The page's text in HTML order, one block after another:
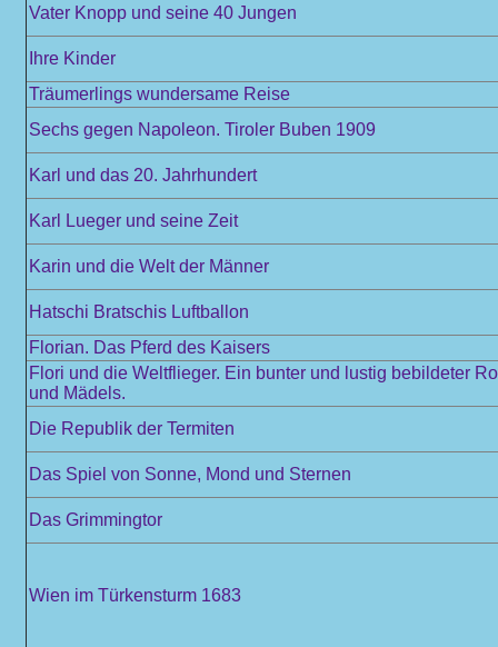
Vater Knopp und seine 40 Jungen
Ihre Kinder
Träumerlings wundersame Reise
Sechs gegen Napoleon. Tiroler Buben 1909
Karl und das 20. Jahrhundert
Karl Lueger und seine Zeit
Karin und die Welt der Männer
Hatschi Bratschis Luftballon
Florian. Das Pferd des Kaisers
Flori und die Weltflieger. Ein bunter und lustig bebildeter
und Mädels.
Die Republik der Termiten
Das Spiel von Sonne, Mond und Sternen
Das Grimmingtor
Wien im Türkensturm 1683